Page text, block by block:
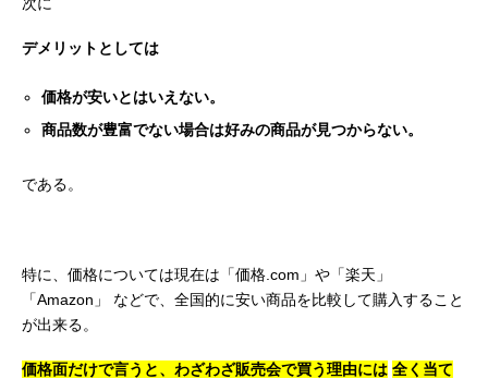
デメリットとしては
価格が安いとはいえない。
商品数が豊富でない場合は好みの商品が見つからない。
である。
特に、価格については現在は「価格.com」や「楽天」
「Amazon」
などで、全国的に安い商品を比較して購入すること
が出来る。
価格面だけで言うと、わざわざ販売会で買う理由には 全く当て